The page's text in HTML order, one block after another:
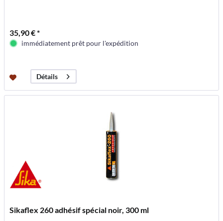
35,90 € *
immédiatement prêt pour l'expédition
Détails
Sikaflex 260 adhésif spécial noir, 300 ml